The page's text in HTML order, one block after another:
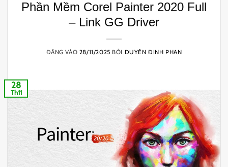
Phần Mềm Corel Painter 2020 Full
– Link GG Driver
ĐĂNG VÀO 28/11/2025 BỞI DUYÊN ĐINH PHAN
28
Th11